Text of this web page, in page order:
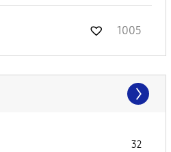
1005
32